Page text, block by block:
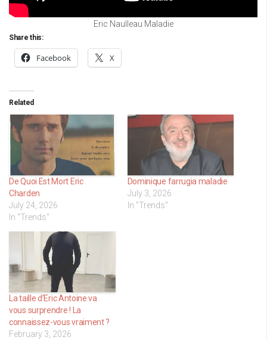
Eric Naulleau Maladie
Share this:
Facebook X
Related
De Quoi Est Mort Eric
Charden
July 24, 2026
In "Trends"
Dominique farrugia maladie
July 3, 2026
In "Trends"
La taille d’Eric Antoine va
vous surprendre ! La
connaissez-vous vraiment ?
February 3, 2026